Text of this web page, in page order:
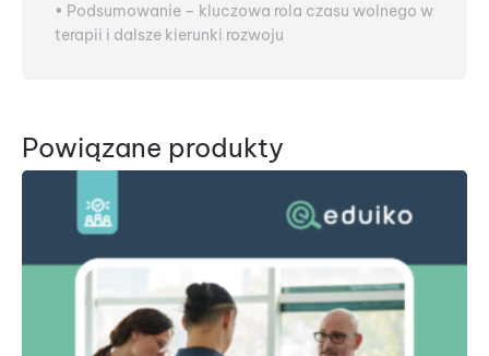
• Podsumowanie – kluczowa rola czasu wolnego w
terapii i dalsze kierunki rozwoju
Powiązane produkty